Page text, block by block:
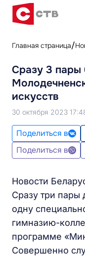
Главная страница
Сразу 3 пары
искусств
30 октября 2023
Поделиться в
Поделиться в
Новости
Сразу три пары
одну
гимназию-
программе
Совершенно